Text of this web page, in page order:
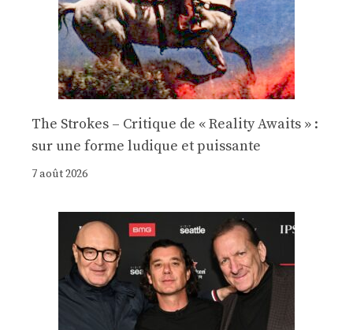
The Strokes – Critique de « Reality Awaits » :
sur une forme ludique et puissante
7 août 2026